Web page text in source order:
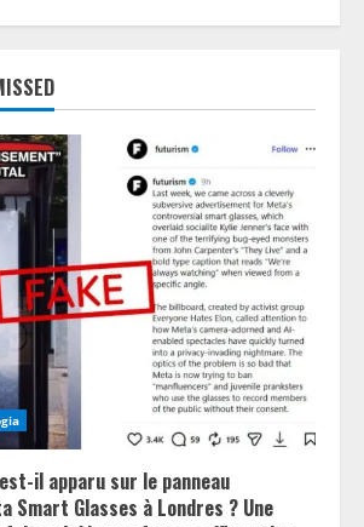
il apparu sur le panneau
Smart Glasses à Londres ? Une